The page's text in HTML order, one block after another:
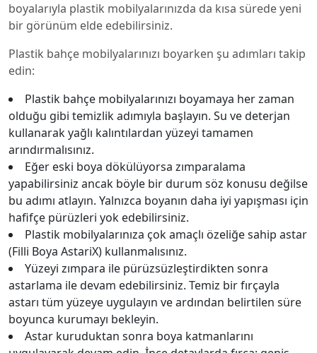
boyalarıyla plastik mobilyalarınızda da kısa sürede yeni
bir görünüm elde edebilirsiniz.
Plastik bahçe mobilyalarınızı boyarken şu adımları takip
edin:
Plastik bahçe mobilyalarınızı boyamaya her zaman
olduğu gibi temizlik adımıyla başlayın. Su ve deterjan
kullanarak yağlı kalıntılardan yüzeyi tamamen
arındırmalısınız.
Eğer eski boya dökülüyorsa zımparalama
yapabilirsiniz ancak böyle bir durum söz konusu değilse
bu adımı atlayın. Yalnızca boyanın daha iyi yapışması için
hafifçe pürüzleri yok edebilirsiniz.
Plastik mobilyalarınıza çok amaçlı özeliğe sahip astar
(Filli Boya AstariX) kullanmalısınız.
Yüzeyi zımpara ile pürüzsüzleştirdikten sonra
astarlama ile devam edebilirsiniz. Temiz bir fırçayla
astarı tüm yüzeye uygulayın ve ardından belirtilen süre
boyunca kurumayı bekleyin.
Astar kuruduktan sonra boya katmanlarını